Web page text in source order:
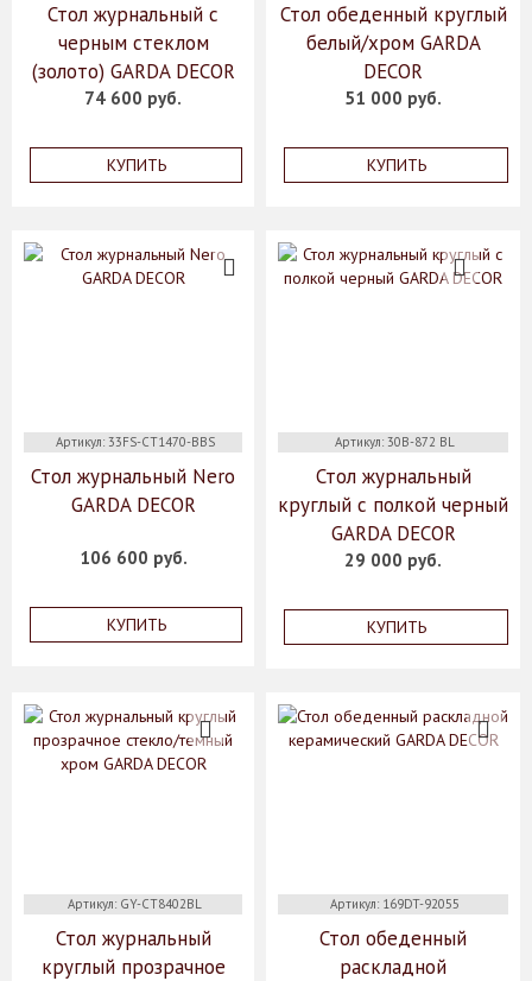
Стол журнальный с
черным стеклом
(золото) GARDA DECOR
74 600 руб.
КУПИТЬ
Стол обеденный круглый
белый/хром GARDA
DECOR
51 000 руб.
КУПИТЬ
Артикул: 33FS-CT1470-BBS
Стол журнальный Nero
GARDA DECOR
106 600 руб.
КУПИТЬ
Артикул: 30B-872 BL
Стол журнальный
круглый с полкой черный
GARDA DECOR
29 000 руб.
КУПИТЬ
Артикул: GY-CT8402BL
Стол журнальный
круглый прозрачное
Артикул: 169DT-92055
Стол обеденный
раскладной